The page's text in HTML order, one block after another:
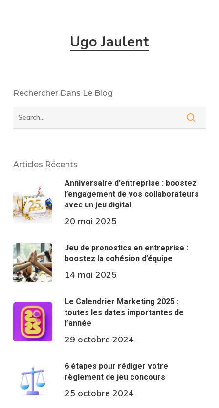
Ugo Jaulent
Rechercher Dans Le Blog
Articles Récents
Anniversaire d’entreprise : boostez
l’engagement de vos collaborateurs
avec un jeu digital
20 mai 2025
Jeu de pronostics en entreprise :
boostez la cohésion d’équipe
14 mai 2025
Le Calendrier Marketing 2025 :
toutes les dates importantes de
l’année
29 octobre 2024
6 étapes pour rédiger votre
règlement de jeu concours
25 octobre 2024